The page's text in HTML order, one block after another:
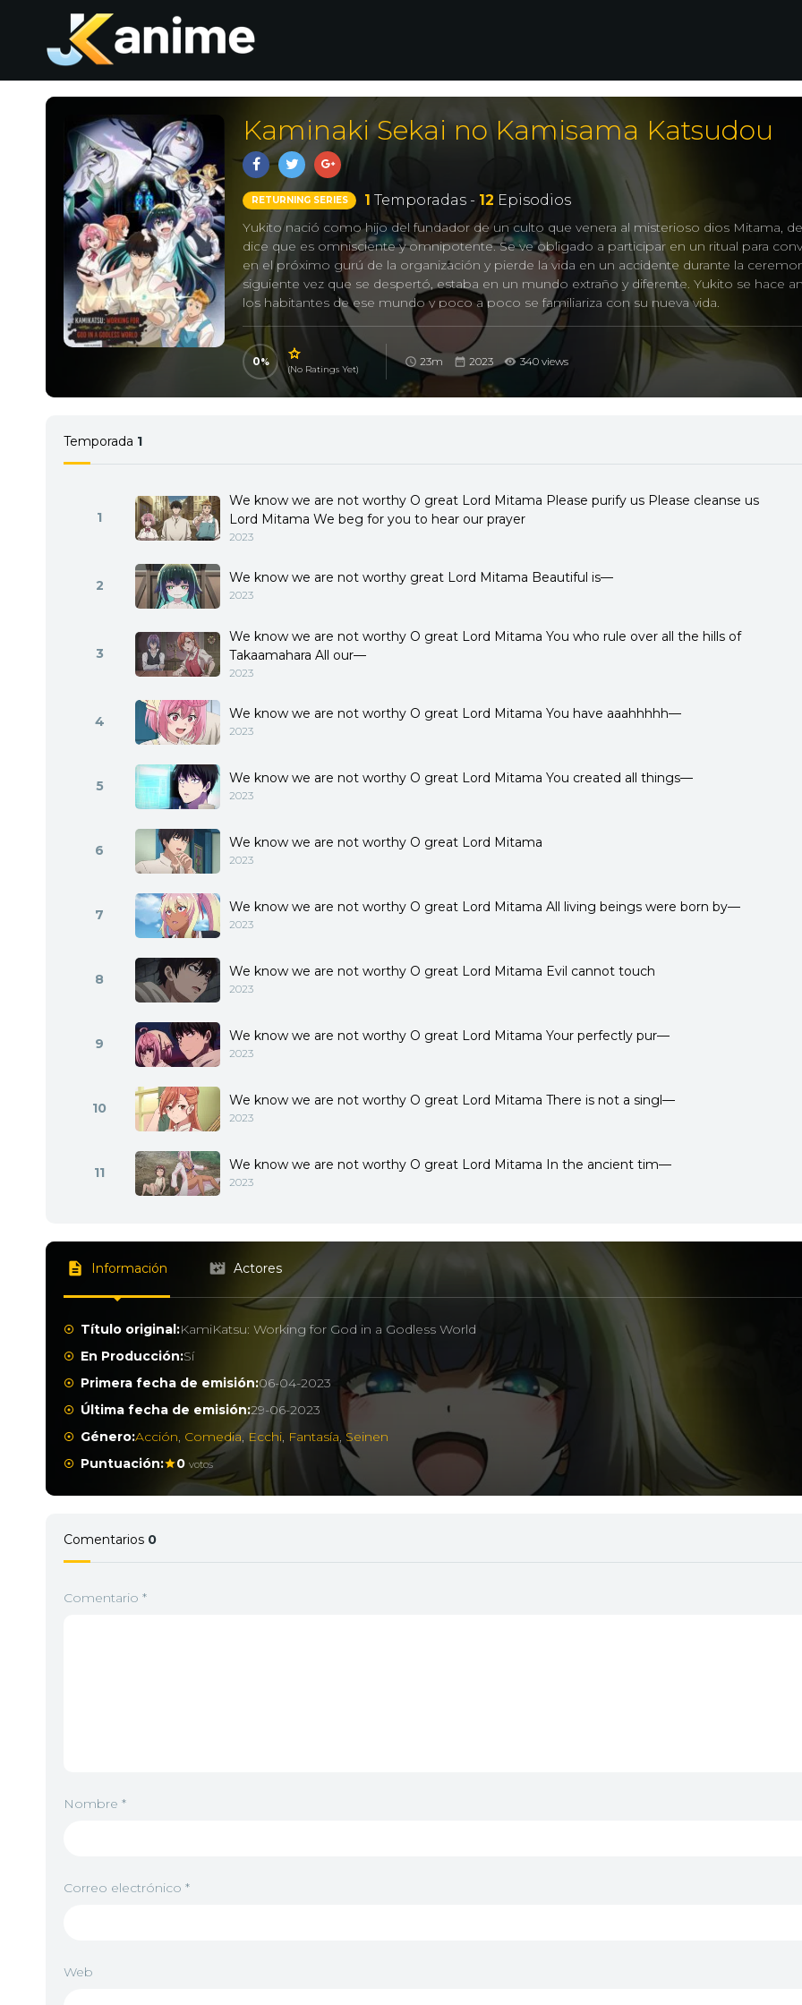
Kaminaki Sekai no Kamisama Katsudou
RETURNING SERIES 1 Temporadas - 12 Episodios
Yukito nació como hijo del fundador de un culto que venera al misterioso dios Mitama,
dice que es omnisciente y omnipotente. Se ve obligado a participar en un ritual para
en el próximo gurú de la organización y pierde la vida en un accidente durante la
siguiente vez que se despertó, estaba en un mundo extraño y diferente. Yukito se hace
los habitantes de ese mundo y poco a poco se familiariza con su nueva vida.
Sin embargo, en ese mundo existe un sistema llamado “Tiempo de Vida”, por el que la
obligada por el Estado Imperial a suicidarse al llegar a cierta edad, y los nuevos amigos de
también están sujetos a este sistema. Yukito está decidido a luchar contra el Estado
proteger a sus amigos, e incluso conseguirá la ayuda de quien menos esperaba, de
mundo anterior… –
0
(No Ratings Yet)
23m 2023 340 views
Temporada 1
1
We know we are not worthy O great Lord Mitama Please purify us Please cleanse us
Lord Mitama We beg for you to hear our prayer
2023
2 We know we are not worthy great Lord Mitama Beautiful is—
2023
3
We know we are not worthy O great Lord Mitama You who rule over all the hills of
Takaamahara All our—
2023
4 We know we are not worthy O great Lord Mitama You have aaahhhhh—
2023
5 We know we are not worthy O great Lord Mitama You created all things—
2023
6 We know we are not worthy O great Lord Mitama
2023
7 We know we are not worthy O great Lord Mitama All living beings were born by—
2023
8 We know we are not worthy O great Lord Mitama Evil cannot touch
2023
9 We know we are not worthy O great Lord Mitama Your perfectly pur—
2023
10 We know we are not worthy O great Lord Mitama There is not a singl—
2023
11 We know we are not worthy O great Lord Mitama In the ancient tim—
2023
Información Actores
Título original:KamiKatsu: Working for God in a Godless World
En Producción:Sí
Primera fecha de emisión:06-04-2023
Última fecha de emisión:29-06-2023
Género:Acción, Comedia, Ecchi, Fantasía, Seinen
Puntuación:
0 votos
Comentarios 0
Comentario *
Nombre *
Correo electrónico *
Web